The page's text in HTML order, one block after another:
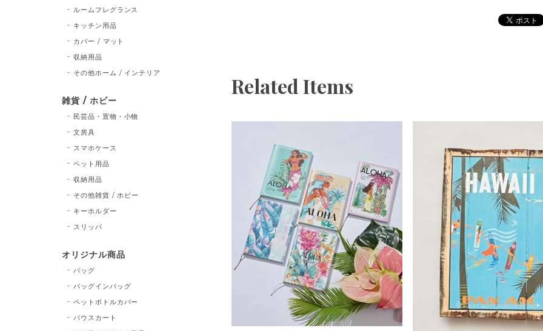
Related Items
ルームフレグランス
キッチン用品
カバー / マット
収納用品
その他ホーム / インテリア
雑貨 / ホビー
民芸品・置物・小物
文房具
スマホケース
ペット用品
収納用品
その他雑貨 / ホビー
キーホルダー
スリッパ
オリジナル商品
バッグ
バッグインバッグ
ペットボトルカバー
パウスカート